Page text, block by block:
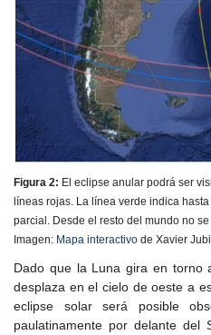
Figura 2: El eclipse anular podrá ser
líneas rojas. La línea verde indica
parcial. Desde el resto del mundo no
Imagen: Mapa interactivo de Xavier
Dado que la Luna gira en torno
desplaza en el cielo de oeste a
eclipse solar será posible
paulatinamente por delante